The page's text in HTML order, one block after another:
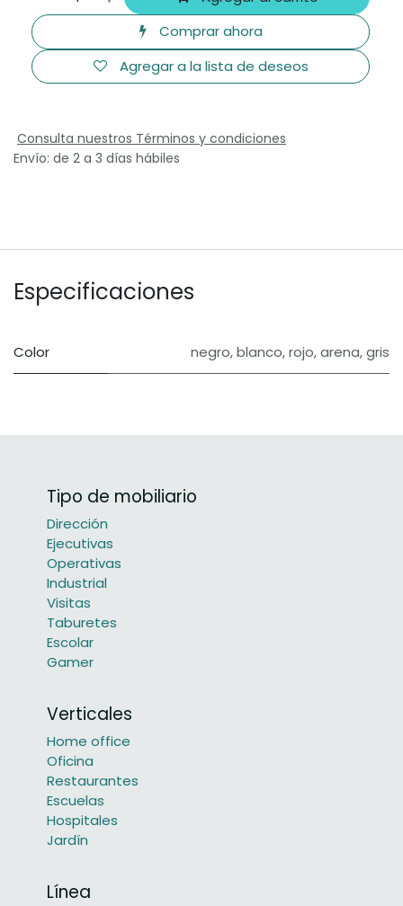
Comprar ahora
Agregar a la lista de deseos
Consulta nuestros Términos y condiciones
Envío: de 2 a 3 días hábiles
Especificaciones
Color negro,blanco,rojo,arena,gris
Tipo de mobiliario
Dirección
Ejecutivas
Operativas
Industrial
Visitas
Taburetes
Escolar
Gamer
Verticales
Home office
Oficina
Restaurantes
Escuelas
Hospitales
Jardín
Línea